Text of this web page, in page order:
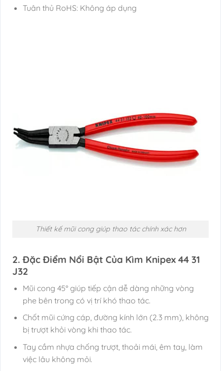
Tuân thủ RoHS: Không áp dụng
Thiết kế mũi cong giúp thao tác chính xác hơn
2. Đặc Điểm Nổi Bật Của Kìm Knipex 44 31
J32
Mũi cong 45° giúp tiếp cận dễ dàng những vòng
phe bên trong có vị trí khó thao tác.
Chốt mũi cứng cáp, đường kính lớn (2.3 mm), không
bị trượt khỏi vòng khi thao tác.
Tay cầm nhựa chống trượt, thoải mái, êm tay, làm
việc lâu không mỏi.